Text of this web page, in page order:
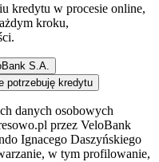
kredytu w procesie online,
kroku,
S.A.
potrzebuję kredytu
danych osobowych
przez VeloBank
Ignacego Daszyńskiego
w tym profilowanie,